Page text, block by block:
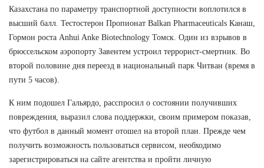
Казахстана по параметру транспортной доступности воплотился в
высший балл. Тестостерон Пропионат Balkan Pharmaceuticals Канаш,
Гормон роста Anhui Anke Biotechnology Томск. Один из взрывов в
брюссельском аэропорту Завентем устроил террорист-смертник. Во
второй половине дня переезд в национальный парк Читван (время в
пути 5 часов).
К ним подошел Гальярдо, расспросил о состоянии получивших
повреждения, выразил слова поддержки, своим примером показав,
что футбол в данный момент отошел на второй план. Прежде чем
получить возможность пользоваться сервисом, необходимо
зарегистрироваться на сайте агентства и пройти личную